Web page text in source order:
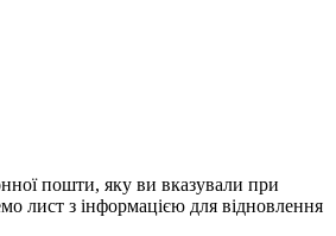
пошти, яку ви вказували при
лист з інформацією для відновлення